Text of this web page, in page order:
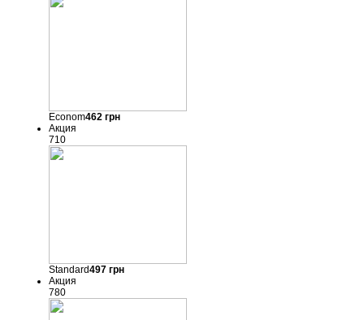
Econom462грн
Акция
710
Standard497грн
Акция
780